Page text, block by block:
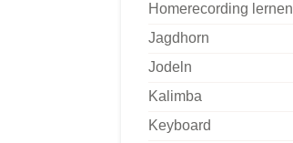
Homerecording lernen
Jagdhorn
Jodeln
Kalimba
Keyboard